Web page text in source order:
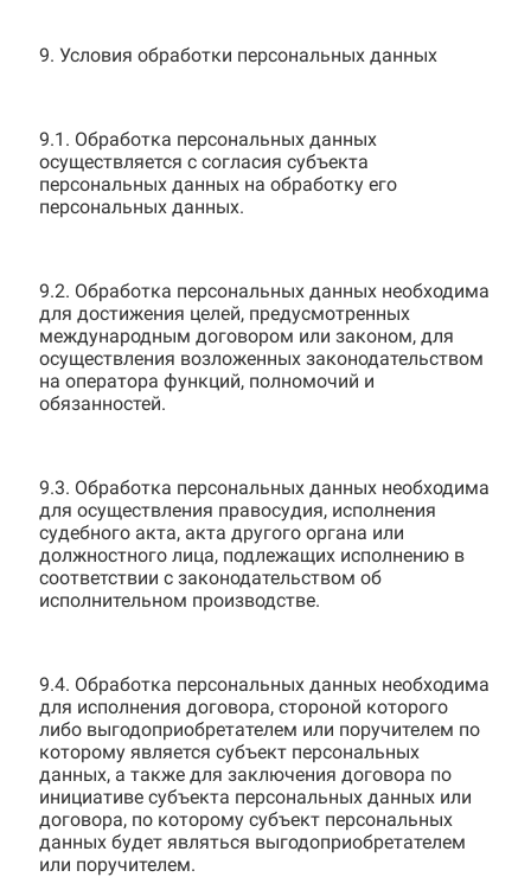
9. Условия обработки персональных данных
9.1. Обработка персональных данных
осуществляется с согласия субъекта
персональных данных на обработку его
персональных данных.
9.2. Обработка персональных данных необходима
для достижения целей, предусмотренных
международным договором или законом, для
осуществления возложенных законодательством
на оператора функций, полномочий и
обязанностей.
9.3. Обработка персональных данных необходима
для осуществления правосудия, исполнения
судебного акта, акта другого органа или
должностного лица, подлежащих исполнению в
соответствии с законодательством об
исполнительном производстве.
9.4. Обработка персональных данных необходима
для исполнения договора, стороной которого
либо выгодоприобретателем или поручителем по
которому является субъект персональных
данных, а также для заключения договора по
инициативе субъекта персональных данных или
договора, по которому субъект персональных
данных будет являться выгодоприобретателем
или поручителем.